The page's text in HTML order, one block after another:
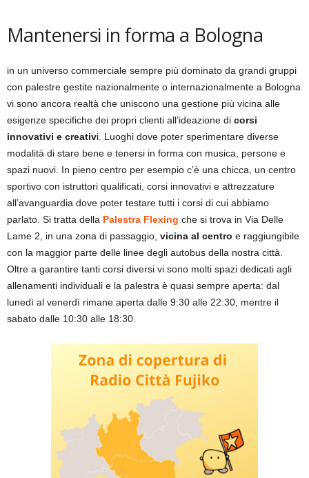
Mantenersi in forma a Bologna
in un universo commerciale sempre più dominato da grandi gruppi
con palestre gestite nazionalmente o internazionalmente a Bologna
vi sono ancora realtà che uniscono una gestione più vicina alle
esigenze specifiche dei propri clienti all’ideazione di corsi
innovativi e creativi. Luoghi dove poter sperimentare diverse
modalità di stare bene e tenersi in forma con musica, persone e
spazi nuovi. In pieno centro per esempio c’è una chicca, un centro
sportivo con istruttori qualificati, corsi innovativi e attrezzature
all’avanguardia dove poter testare tutti i corsi di cui abbiamo
parlato. Si tratta della Palestra Flexing che si trova in Via Delle
Lame 2, in una zona di passaggio, vicina al centro e raggiungibile
con la maggior parte delle linee degli autobus della nostra città.
Oltre a garantire tanti corsi diversi vi sono molti spazi dedicati agli
allenamenti individuali e la palestra è quasi sempre aperta: dal
lunedì al venerdì rimane aperta dalle 9:30 alle 22:30, mentre il
sabato dalle 10:30 alle 18:30.